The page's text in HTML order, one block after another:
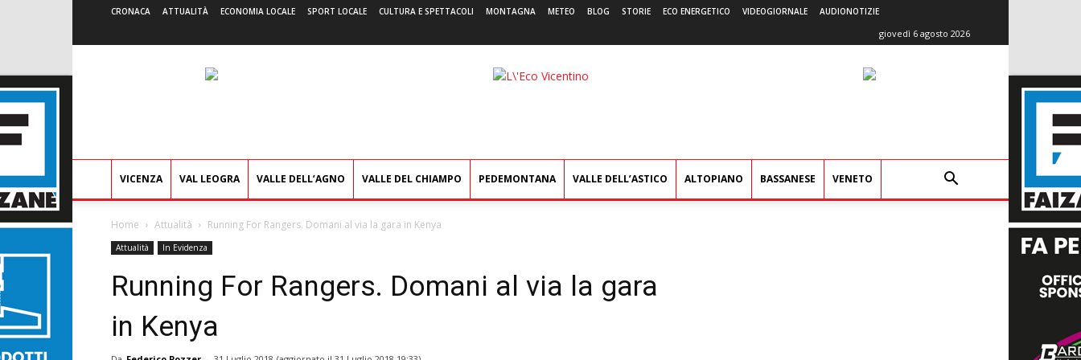
CRONACA ATTUALITÀ ECONOMIA LOCALE SPORT LOCALE CULTURA E SPETTACOLI MONTAGNA METEO BLOG STORIE ECO ENERGETICO VIDEOGIORNALE AUDIONOTIZIE
giovedì 6 agosto 2026
L'Eco
VICENZA VAL LEOGRA VALLE DELL’AGNO VALLE DEL CHIAMPO PEDEMONTANA VALLE DELL’ASTICO ALTOPIANO BASSANESE VENETO
Home Attualità Running For Rangers. Domani al via la gara in Kenya
Attualità In Evidenza
Running For Rangers. Domani al via la gara
in Kenya